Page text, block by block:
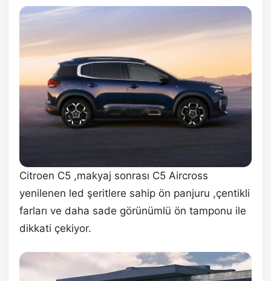
Citroen C5 ,makyaj sonrası C5 Aircross
yenilenen led şeritlere sahip ön panjuru ,çentikli
farları ve daha sade görünümlü ön tamponu ile
dikkati çekiyor.